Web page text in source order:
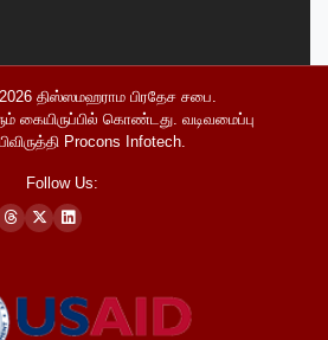
2026திஸ்ஸமஹராம பிரதேச சபை
கையிருப்பில் கொண்டது. வடிவமைப்பு
Procons Infotech.
Follow Us: